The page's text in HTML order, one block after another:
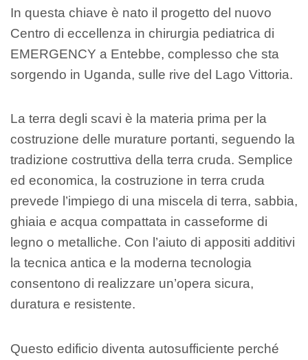
In questa chiave è nato il progetto del nuovo
Centro di eccellenza in chirurgia pediatrica di
EMERGENCY a Entebbe, complesso che sta
sorgendo in Uganda, sulle rive del Lago Vittoria.
La terra degli scavi è la materia prima per la
costruzione delle murature portanti, seguendo la
tradizione costruttiva della terra cruda. Semplice
ed economica, la costruzione in terra cruda
prevede l’impiego di una miscela di terra, sabbia,
ghiaia e acqua compattata in casseforme di
legno o metalliche. Con l’aiuto di appositi additivi
la tecnica antica e la moderna tecnologia
consentono di realizzare un’opera sicura,
duratura e resistente.
Questo edificio diventa autosufficiente perché